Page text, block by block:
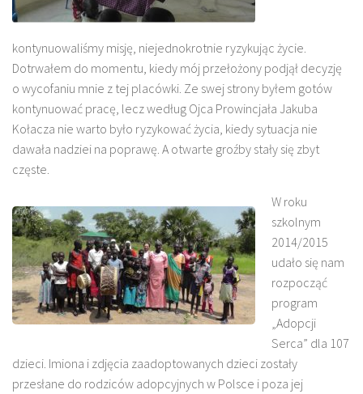
kontynuowaliśmy misję, niejednokrotnie ryzykując życie.
Dotrwałem do momentu, kiedy mój przełożony podjął decyzję
o wycofaniu mnie z tej placówki. Ze swej strony byłem gotów
kontynuować pracę, lecz według Ojca Prowincjała Jakuba
Kołacza nie warto było ryzykować życia, kiedy sytuacja nie
dawała nadziei na poprawę. A otwarte groźby stały się zbyt
częste.
W roku
szkolnym
2014/2015
udało się nam
rozpocząć
program
„Adopcji
Serca” dla 107
dzieci. Imiona i zdjęcia zaadoptowanych dzieci zostały
przesłane do rodziców adopcyjnych w Polsce i poza jej